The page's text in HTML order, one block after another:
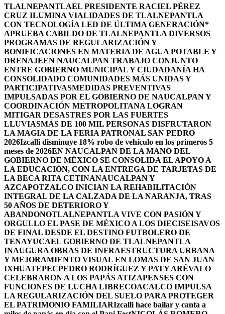
TLALNEPANTLAEL PRESIDENTE RACIEL PÉREZ
CRUZ ILUMINA VIALIDADES DE TLALNEPANTLA
CON TECNOLOGÍA LED DE ÚLTIMA GENERACIÓN*
APRUEBA CABILDO DE TLALNEPANTLA DIVERSOS
PROGRAMAS DE REGULARIZACIÓN Y
BONIFICACIONES EN MATERIA DE AGUA POTABLE Y
DRENAJEEN NAUCALPAN TRABAJO CONJUNTO
ENTRE GOBIERNO MUNICIPAL Y CIUDADANÍA HA
CONSOLIDADO COMUNIDADES MÁS UNIDAS Y
PARTICIPATIVASMEDIDAS PREVENTIVAS
IMPULSADAS POR EL GOBIERNO DE NAUCALPAN Y
COORDINACIÓN METROPOLITANA LOGRAN
MITIGAR DESASTRES POR LAS FUERTES
LLUVIASMÁS DE 100 MIL PERSONAS DISFRUTARON
LA MAGIA DE LA FERIA PATRONAL SAN PEDRO
2026Izcalli disminuye 18% robo de vehículo en los primeros 5
meses de 2026EN NAUCALPAN DE LA MANO DEL
GOBIERNO DE MÉXICO SE CONSOLIDA EL APOYO A
LA EDUCACIÓN, CON LA ENTREGA DE TARJETAS DE
LA BECA RITA CETINANAUCALPAN Y
AZCAPOTZALCO INICIAN LA REHABILITACIÓN
INTEGRAL DE LA CALZADA DE LA NARANJA, TRAS
50 AÑOS DE DETERIORO Y
ABANDONOTLALNEPANTLA VIVE CON PASIÓN Y
ORGULLO EL PASE DE MÉXICO A LOS DIECISEISAVOS
DE FINAL DESDE EL DESTINO FUTBOLERO DE
TENAYUCAEL GOBIERNO DE TLALNEPANTLA
INAUGURA OBRAS DE INFRAESTRUCTURA URBANA
Y MEJORAMIENTO VISUAL EN LOMAS DE SAN JUAN
IXHUATEPECPEDRO RODRÍGUEZ Y PATY ARÉVALO
CELEBRARON A LOS PAPÁS ATIZAPENSES CON
FUNCIONES DE LUCHA LIBRECOACALCO IMPULSA
LA REGULARIZACIÓN DEL SUELO PARA PROTEGER
EL PATRIMONIO FAMILIARIzcalli hace bailar y canta a